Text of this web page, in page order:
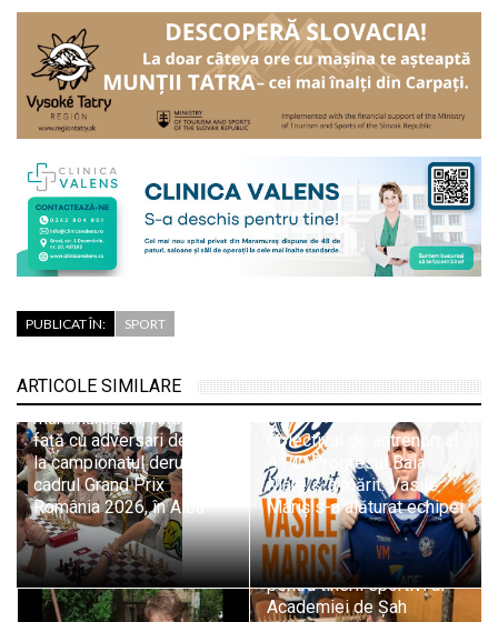
PUBLICAT ÎN: SPORT
ARTICOLE SIMILARE
Nouă șahiști
maramureșeni, față în
față cu adversari de elită
la campionatul derulat în
cadrul Grand Prix
România 2026, în Alba
Colectivul de antrenori al
A.F.C. Progresul Baia
Mare s-a mărit: Vasile
Mariș s-a alăturat echipei
Evoluții promițătoare
pentru tinerii sportivi ai
Academiei de Șah